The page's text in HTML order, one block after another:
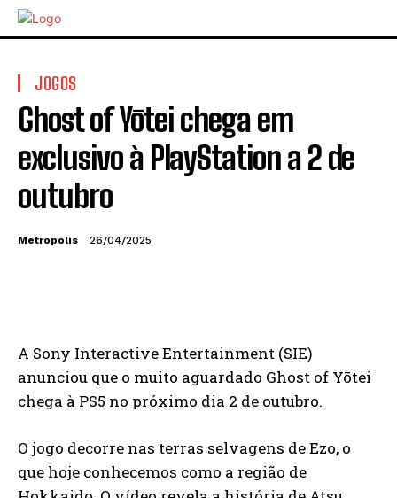
JOGOS
Ghost of Yōtei chega em
exclusivo à PlayStation a 2 de
outubro
Metropolis 26/04/2025
A Sony Interactive Entertainment (SIE)
anunciou que o muito aguardado Ghost of Yōtei
chega à PS5 no próximo dia 2 de outubro.
O jogo decorre nas terras selvagens de Ezo, o
que hoje conhecemos como a região de